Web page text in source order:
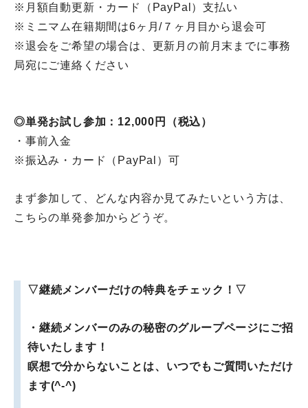
※月額自動更新・カード（PayPal）支払い
※ミニマム在籍期間は6ヶ月/７ヶ月目から退会可
※退会をご希望の場合は、 更新月の前月末までに事務
局宛にご連絡ください
◎単発お試し参加：12,000円（税込）
・事前入金
※振込み・カード（PayPal）可
まず参加して、どんな内容か見てみたいという方は、
こちらの単発参加からどうぞ。
▽継続メンバーだけの特典をチェック！ ▽
・継続メンバーのみの秘密のグループページにご招
待いたします！
瞑想で分からないことは、いつでもご質問いただけ
ます(^-^)